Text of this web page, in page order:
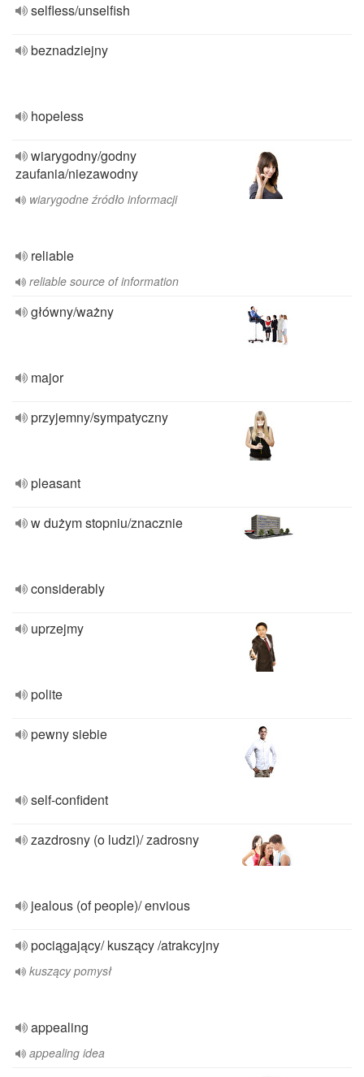
selfless/unselfish
beznadziejny
hopeless
wiarygodny/godny
zaufania/niezawodny
wiarygodne źródło informacji
reliable
reliable source of information
główny/ważny
major
przyjemny/sympatyczny
pleasant
w dużym stopniu/znacznie
considerably
uprzejmy
polite
pewny siebie
self-confident
zazdrosny (o ludzi)/ zadrosny
jealous (of people)/ envious
pociągający/ kuszący /atrakcyjny
kuszący pomysł
appealing
appealing idea